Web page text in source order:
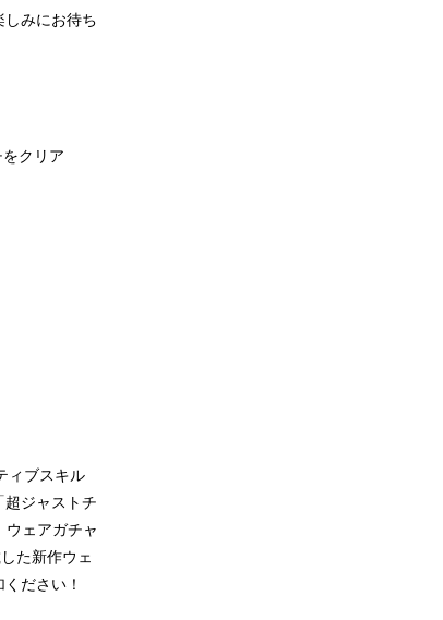
みにお待ち
クリア
ィブスキル
超ジャストチ
ウェアガチャ
た新作ウェ
ださい！